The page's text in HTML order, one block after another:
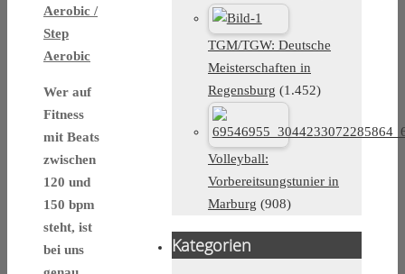
Aerobic /
Step
Aerobic
Wer auf
Fitness
mit Beats
zwischen
120 und
150 bpm
steht, ist
bei uns
TGM/TGW: Deutsche
Meisterschaften in
Regensburg (1.452)
Volleyball:
Vorbereitsungstunier in
Marburg (908)
Kategorien